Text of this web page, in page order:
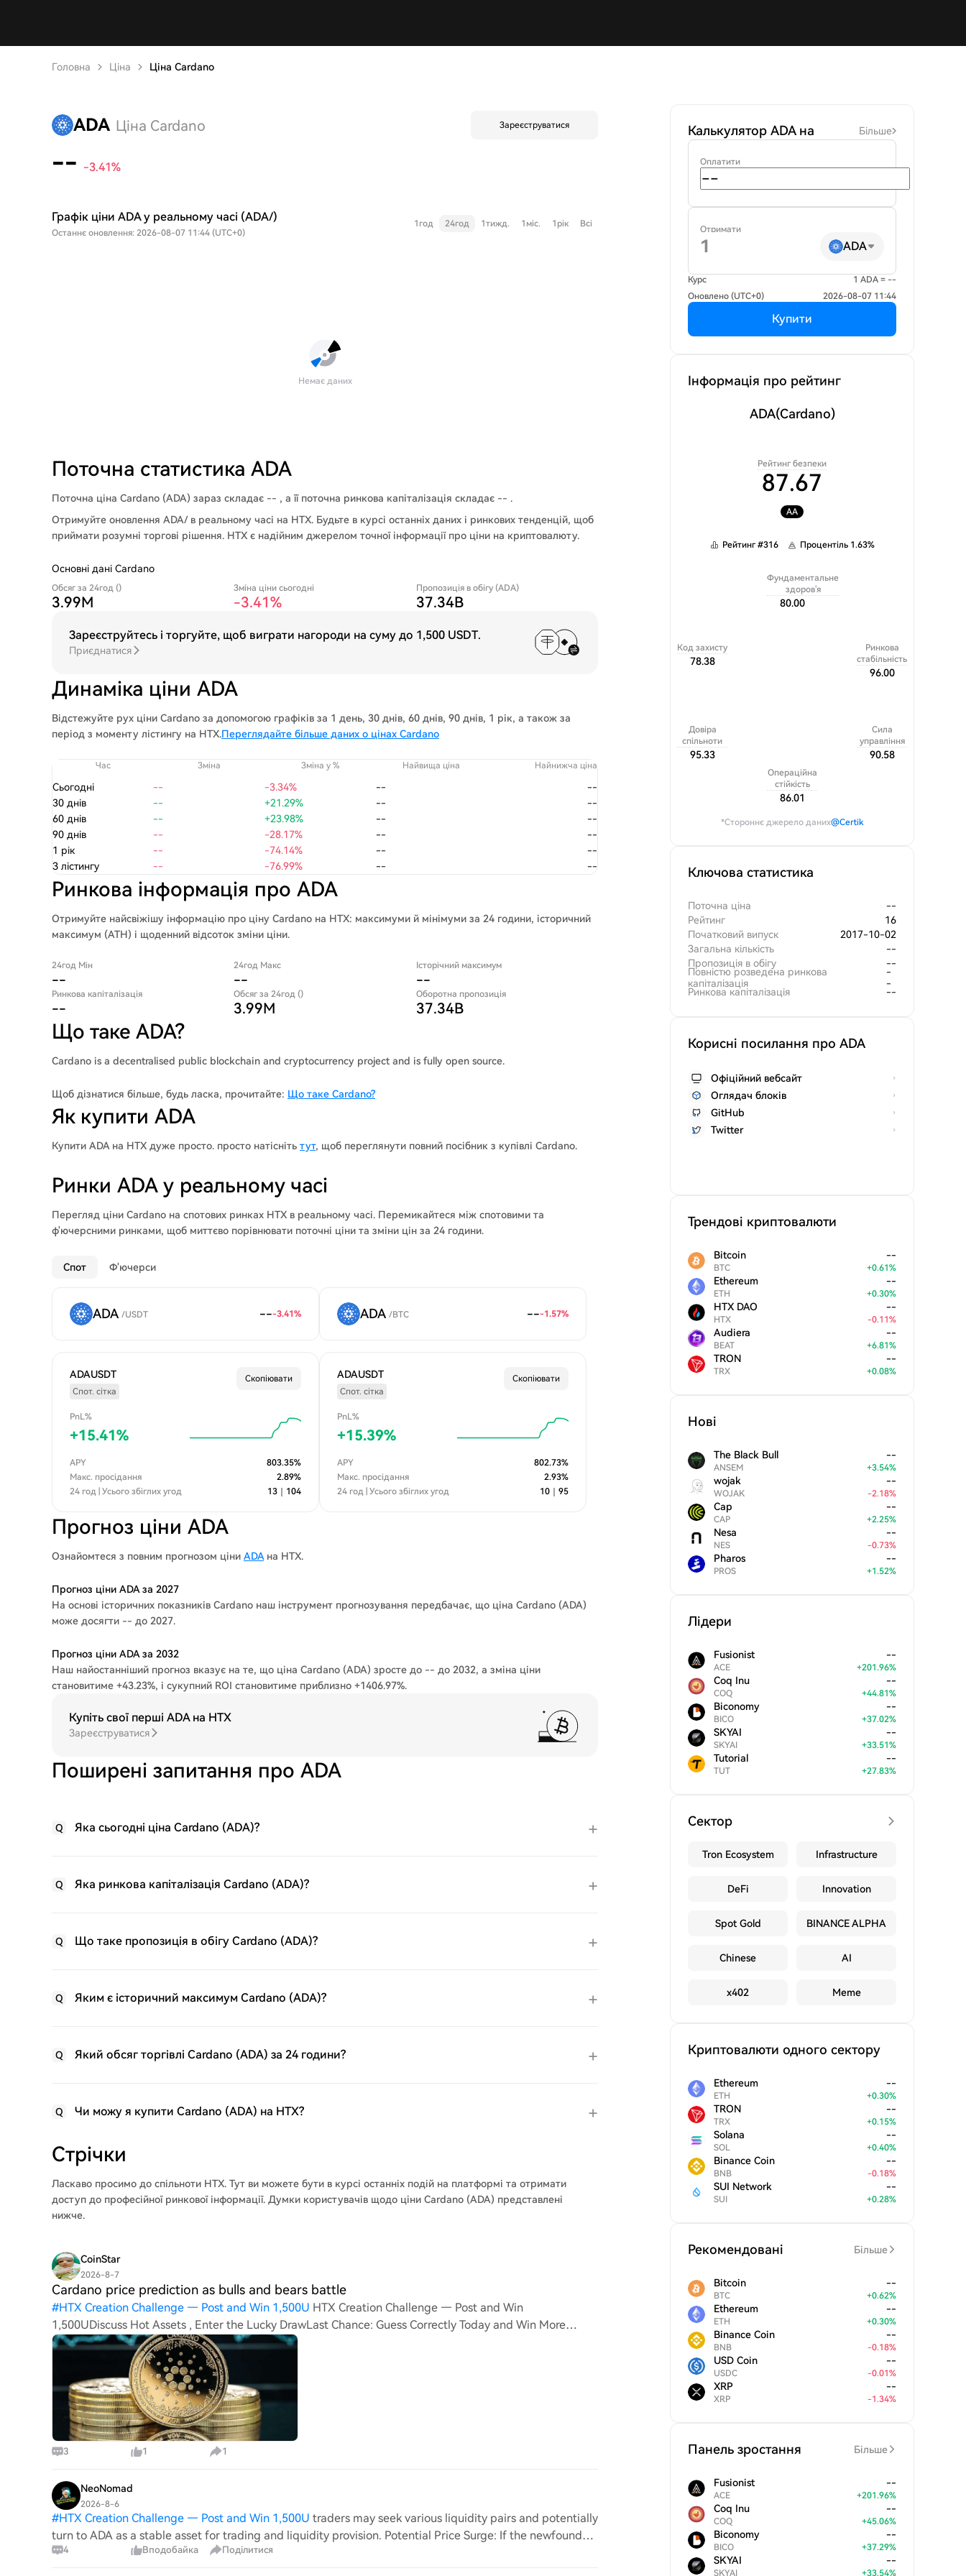
Головна Ціна Ціна Cardano
ADA Ціна Cardano Зареєструватися
-- -3.41%
Графік ціни ADA у реальному часі (ADA/)
Останнє оновлення: 2026-08-07 11:44 (UTC+0)
1год 24год 1тижд. 1міс. 1рік Всі
Немає даних
Поточна статистика ADA
Поточна ціна Cardano (ADA) зараз складає -- , а її поточна ринкова капіталізація складає -- .
Отримуйте оновлення ADA/ в реальному часі на HTX. Будьте в курсі останніх даних і ринкових тенденцій, щоб
приймати розумні торгові рішення. HTX є надійним джерелом точної інформації про ціни на криптовалюту.
Основні дані Cardano
Обсяг за 24год ()
3.99M
Зміна ціни сьогодні
-3.41%
Пропозиція в обігу (ADA)
37.34B
Зареєструйтесь і торгуйте, щоб виграти нагороди на суму до 1,500 USDT.
Приєднатися
Динаміка ціни ADA
Відстежуйте рух ціни Cardano за допомогою графіків за 1 день, 30 днів, 60 днів, 90 днів, 1 рік, а також за
період з моменту лістингу на HTX.Переглядайте більше даних о цінах Cardano
Час Зміна Зміна у % Найвища ціна Найнижча ціна
Сьогодні -- -3.34% --
--
30 днів
-- +21.29% --
--
60 днів
-- +23.98% --
--
90 днів
-- -28.17% --
--
1 рік
-- -74.14% --
--
З лістингу
-- -76.99% -- --
Ринкова інформація про ADA
Отримуйте найсвіжішу інформацію про ціну Cardano на HTX: максимуми й мінімуми за 24 години, історичний
максимум (ATH) і щоденний відсоток зміни ціни.
24год Мін
--
24год Макс
--
Історічний максимум
--
Ринкова капіталізація
--
Обсяг за 24год ()
3.99M
Оборотна пропозиція
37.34B
Що таке ADA?
Cardano is a decentralised public blockchain and cryptocurrency project and is fully open source.
Щоб дізнатися більше, будь ласка, прочитайте: Що таке Cardano?
Як купити ADA
Купити ADA на HTX дуже просто. просто натісніть тут, щоб переглянути повний посібник з купівлі Cardano.
Ринки ADA у реальному часі
Перегляд ціни Cardano на спотових ринках HTX в реальному часі. Перемикайтеся між спотовими та
ф'ючерсними ринками, щоб миттєво порівнювати поточні ціни та зміни цін за 24 години.
Спот Ф'ючерси
ADA /USDT ---3.41% ADA /BTC ---1.57%
ADAUSDT
Спот. сітка
Скопіювати
PnL%
+15.41%
APY 803.35%
Макс. просідання
2.89%
24 год | Усього збіглих угод
13 104
ADAUSDT
Спот. сітка
Скопіювати
PnL%
+15.39%
APY 802.73%
Макс. просідання
2.93%
24 год | Усього збіглих угод
10 95
Прогноз ціни ADA
Ознайомтеся з повним прогнозом ціни ADA на HTX.
Прогноз ціни ADA за 2027
На основі історичних показників Cardano наш інструмент прогнозування передбачає, що ціна Cardano (ADA)
може досягти -- до 2027.
Прогноз ціни ADA за 2032
Наш найостанніший прогноз вказує на те, що ціна Cardano (ADA) зросте до -- до 2032, а зміна ціни
становитиме +43.23%, і сукупний ROI становитиме приблизно +1406.97%.
Купіть свої перші ADA на HTX
Зареєструватися
Поширені запитання про ADA
Q Яка сьогодні ціна Cardano (ADA)?
Q Яка ринкова капіталізація Cardano (ADA)?
Q Що таке пропозиція в обігу Cardano (ADA)?
Q Яким є історичний максимум Cardano (ADA)?
Q Який обсяг торгівлі Cardano (ADA) за 24 години?
Q Чи можу я купити Cardano (ADA) на HTX?
Стрічки
Ласкаво просимо до спільноти HTX. Тут ви можете бути в курсі останніх подій на платформі та отримати
доступ до професійної ринкової інформації. Думки користувачів щодо ціни Cardano (ADA) представлені
нижче.
CoinStar
2026-8-7
Cardano price prediction as bulls and bears battle
#HTX Creation Challenge — Post and Win 1,500U HTX Creation Challenge — Post and Win
1,500UDiscuss Hot Assets , Enter the Lucky DrawLast Chance: Guess Correctly Today and Win More
Cardano price prediction as bulls and bears battle for $0.2 Cardano
3 1 1
NeoNomad
2026-8-6
#HTX Creation Challenge — Post and Win 1,500U traders may seek various liquidity pairs and potentially
turn to ADA as a stable asset for trading and liquidity provision. Potential Price Surge: If the newfound
interest in automatic compounding lea
4 Вподобайка Поділитися
Калькулятор ADA на Більше
Оплатити
Отримати
ADA
Курс
1 ADA = --
Оновлено (UTC+0)
2026-08-07 11:44
Купити
Інформація про рейтинг
ADA(Cardano)
Рейтинг безпеки
87.67
AA
Рейтинг#316 Процентіль 1.63%
Фундаментальне
здоров'я
80.00
Код захисту
78.38
Довіра
спільноти
95.33
Операційна
стійкість
86.01
Сила
управління
90.58
Ринкова
стабільність
96.00
*Стороннє джерело даних@Certik
Ключова статистика
Поточна ціна
--
Рейтинг
16
Початковий випуск
2017-10-02
Загальна кількість
--
Пропозиція в обігу
--
Повністю розведена ринкова
капіталізація
-
-
Ринкова капіталізація --
Корисні посилання про ADA
Офіційний вебсайт
Оглядач блоків
GitHub
Twitter
Трендові криптовалюти
Bitcoin
BTC
--
+0.61%
Ethereum
ETH
--
+0.30%
HTX DAO
HTX
--
-0.11%
Audiera
BEAT
--
+6.81%
TRON
TRX
--
+0.08%
Нові
The Black Bull
ANSEM
--
+3.54%
wojak
WOJAK
--
-2.18%
Cap
CAP
--
+2.25%
Nesa
NES
--
-0.73%
Pharos
PROS
--
+1.52%
Лідери
Fusionist
ACE
--
+201.96%
Coq Inu
COQ
--
+44.81%
Biconomy
BICO
--
+37.02%
SKYAI
SKYAI
--
+33.51%
Tutorial
TUT
--
+27.83%
Сектор
Tron Ecosystem Infrastructure
DeFi Innovation
Spot Gold BINANCE ALPHA
Chinese AI
x402 Meme
Криптовалюти одного сектору
Ethereum
ETH
--
+0.30%
TRON
TRX
--
+0.15%
Solana
SOL
--
+0.40%
Binance Coin
BNB
--
-0.18%
SUI Network
SUI
--
+0.28%
Рекомендовані Більше
Bitcoin
BTC
--
+0.62%
Ethereum
ETH
--
+0.30%
Binance Coin
BNB
--
-0.18%
USD Coin
USDC
--
-0.01%
XRP
XRP
--
-1.34%
Панель зростання Більше
Fusionist
ACE
--
+201.96%
Coq Inu
COQ
--
+45.06%
Biconomy
BICO
--
+37.29%
SKYAI
SKYAI
--
+33.54%